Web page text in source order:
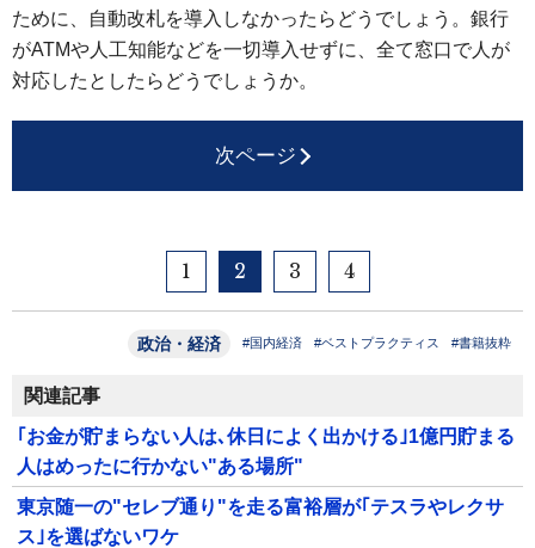
ために、自動改札を導入しなかったらどうでしょう。銀行
がATMや人工知能などを一切導入せずに、全て窓口で人が
対応したとしたらどうでしょうか。
次ページ
1 2 3 4
政治・経済 #国内経済 #ベストプラクティス #書籍抜粋
関連記事
｢お金が貯まらない人は､休日によく出かける｣1億円貯まる
人はめったに行かない"ある場所"
東京随一の"セレブ通り"を走る富裕層が｢テスラやレクサ
ス｣を選ばないワケ